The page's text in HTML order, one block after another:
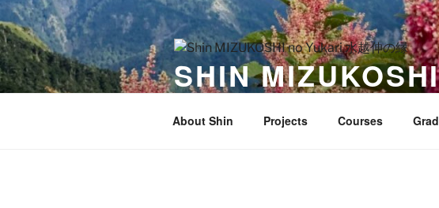
Skip
to
content
SHIN
About Shin Projects Courses